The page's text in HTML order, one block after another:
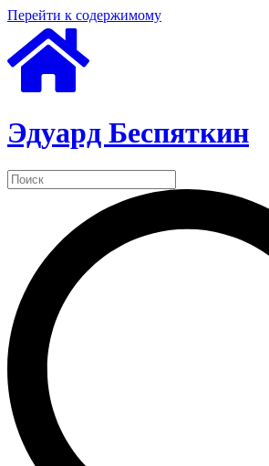
Перейти к содержимому
Эдуард Беспяткин